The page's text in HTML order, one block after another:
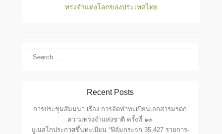
ทรงจำแห่งโลกของประเทศไทย
Search
Recent Posts
การประชุมสัมมนา เรื่อง การจัดทำทะเบียนเอกสารมรดก
ความทรงจำแห่งชาติ ครั้งที่ ๑๓
ยูเนสโกประกาศขึ้นทะเบียน “ฟิล์มกระจก 35,427 รายการ-